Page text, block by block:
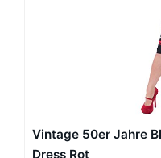
Vintage 50er Jahre
Dress Rot